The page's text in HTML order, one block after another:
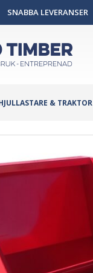
SNABBA LEVERANSER
& TRAKTOR